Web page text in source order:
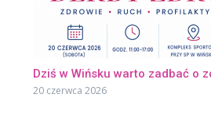
Dziś w Wińsku warto zadbać o
20 czerwca 2026